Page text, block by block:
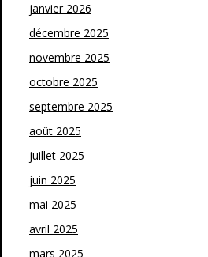
janvier 2026
décembre 2025
novembre 2025
octobre 2025
septembre 2025
août 2025
juillet 2025
juin 2025
mai 2025
avril 2025
mars 2025